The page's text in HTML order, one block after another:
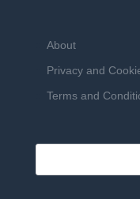
About
Privacy and
Terms and